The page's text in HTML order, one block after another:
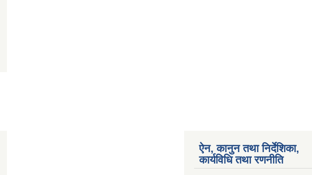
ऐन, कानुन तथा निर्देशिका,
कार्यविधि तथा रणनीति